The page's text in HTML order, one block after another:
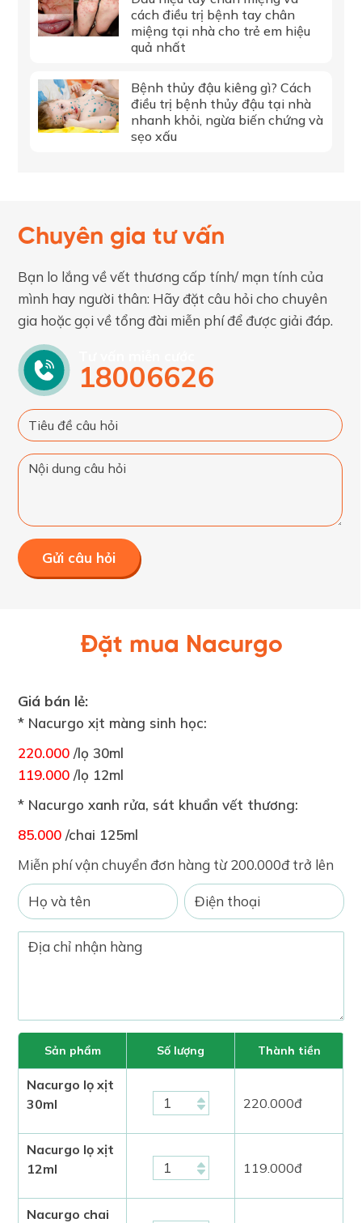
cách điều trị bệnh tay chân
miệng tại nhà cho trẻ em hiệu
quả nhất
Bệnh thủy đậu kiêng gì? Cách
điều trị bệnh thủy đậu tại nhà
nhanh khỏi, ngừa biến chứng và
sẹo xấu
Chuyên gia tư vấn
Bạn lo lắng về vết thương cấp tính/ mạn tính của
mình hay người thân: Hãy đặt câu hỏi cho chuyên
gia hoặc gọi về tổng đài miễn phí để được giải đáp.
18006626
Gửi câu hỏi
Đặt mua Nacurgo
Giá bán lẻ:
* Nacurgo xịt màng sinh học:
220.000 /lọ 30ml
119.000 /lọ 12ml
* Nacurgo xanh rửa, sát khuẩn vết thương:
85.000 /chai 125ml
Miễn phí vận chuyển đơn hàng từ 200.000đ trở lên
Sản phẩm
Nacurgo lọ xịt
30ml
Nacurgo lọ xịt
12ml
Nacurgo chai
Số lượng Thành tiền
220.000đ
119.000đ